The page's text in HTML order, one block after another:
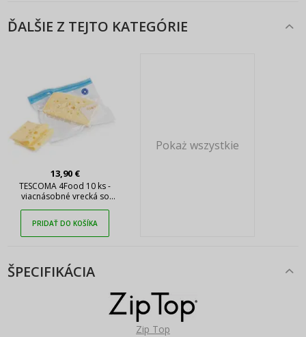
ĎALŠIE Z TEJTO KATEGÓRIE
13,90 €
TESCOMA 4Food 10 ks -
viacnásobné vrecká so
PRIDAŤ DO KOŠÍKA
Pokaż wszystkie
ŠPECIFIKÁCIA
Zip Top